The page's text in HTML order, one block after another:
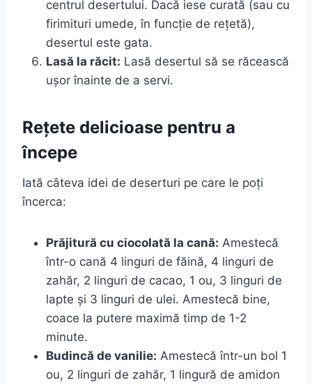
centrul desertului. Dacă iese curată (sau cu
firimituri umede, în funcție de rețetă),
desertul este gata.
Lasă la răcit: Lasă desertul să se răcească
ușor înainte de a servi.
Rețete delicioase pentru a
începe
Iată câteva idei de deserturi pe care le poți
încerca:
Prăjitură cu ciocolată la cană: Amestecă
într-o cană 4 linguri de făină, 4 linguri de
zahăr, 2 linguri de cacao, 1 ou, 3 linguri de
lapte și 3 linguri de ulei. Amestecă bine,
coace la putere maximă timp de 1-2
minute.
Budincă de vanilie: Amestecă într-un bol 1
ou, 2 linguri de zahăr, 1 lingură de amidon